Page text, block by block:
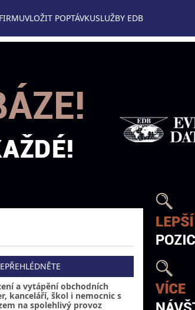
VLOŽIT POPTÁVKUSLUŽBY EDB
a vytápění obchodních
kanceláří, škol i nemocnic s
na spolehlivý provoz